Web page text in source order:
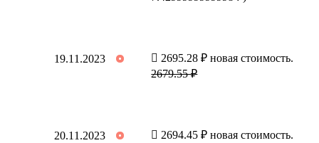
19.11.2023
2695.28 ₽ новая стоимость.
2679.55 ₽
20.11.2023
2694.45 ₽ новая стоимость.